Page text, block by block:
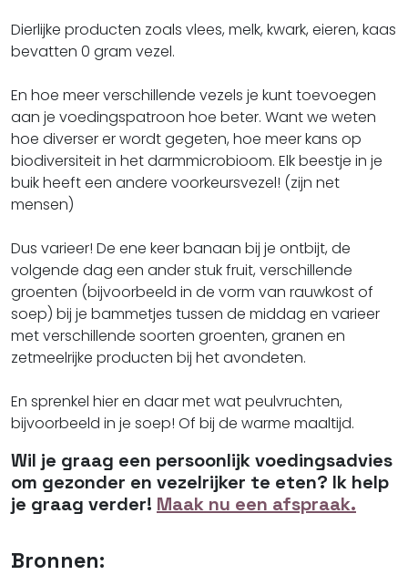
Dierlijke producten zoals vlees, melk, kwark, eieren, kaas
bevatten 0 gram vezel.
En hoe meer verschillende vezels je kunt toevoegen
aan je voedingspatroon hoe beter. Want we weten
hoe diverser er wordt gegeten, hoe meer kans op
biodiversiteit in het darmmicrobioom. Elk beestje in je
buik heeft een andere voorkeursvezel! (zijn net
mensen)
Dus varieer! De ene keer banaan bij je ontbijt, de
volgende dag een ander stuk fruit, verschillende
groenten (bijvoorbeeld in de vorm van rauwkost of
soep) bij je bammetjes tussen de middag en varieer
met verschillende soorten groenten, granen en
zetmeelrijke producten bij het avondeten.
En sprenkel hier en daar met wat peulvruchten,
bijvoorbeeld in je soep! Of bij de warme maaltijd.
Wil je graag een persoonlijk voedingsadvies
om gezonder en vezelrijker te eten? Ik help
je graag verder! Maak nu een afspraak.
Bronnen: